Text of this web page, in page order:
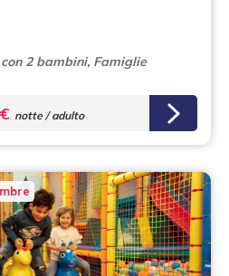
2 bambini, Famiglie
notte / adulto